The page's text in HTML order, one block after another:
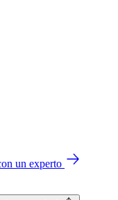
un experto